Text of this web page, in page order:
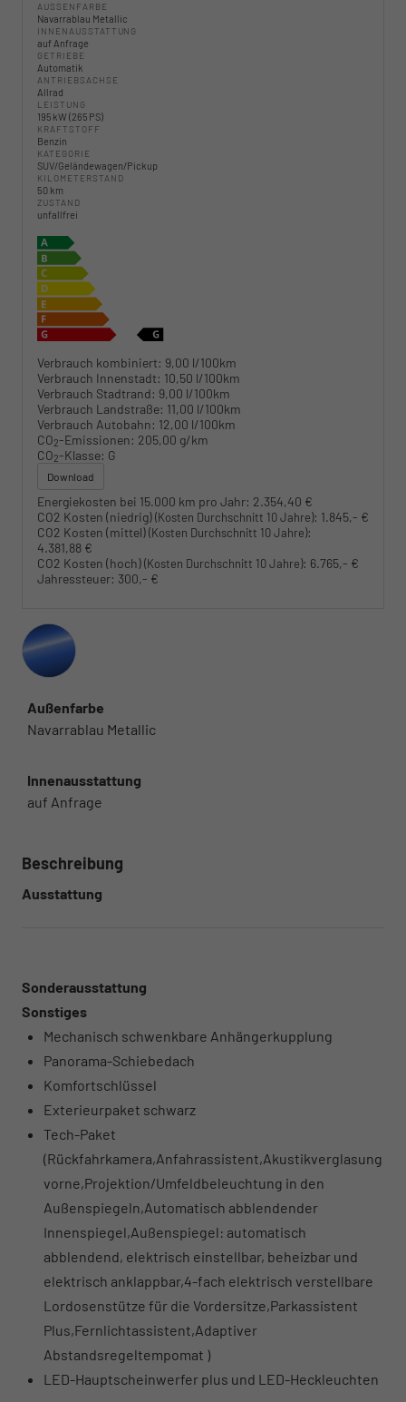
AUSSENFARBE
Navarrablau Metallic
INNENAUSSTATTUNG
auf Anfrage
GETRIEBE
Automatik
ANTRIEBSACHSE
Allrad
LEISTUNG
195 kW (265 PS)
KRAFTSTOFF
Benzin
KATEGORIE
SUV/Geländewagen/Pickup
KILOMETERSTAND
50 km
ZUSTAND
unfallfrei
Verbrauch kombiniert: 9,00 l/100km
Verbrauch Innenstadt: 10,50 l/100km
Verbrauch Stadtrand: 9,00 l/100km
Verbrauch Landstraße: 11,00 l/100km
Verbrauch Autobahn: 12,00 l/100km
CO2-Emissionen: 205,00 g/km
CO2-Klasse: G
Download
Energiekosten bei 15.000 km pro Jahr: 2.354,40 €
CO2 Kosten (niedrig)(Kosten Durchschnitt 10 Jahre): 1.845,- €
CO2 Kosten (mittel)(Kosten Durchschnitt 10 Jahre):
4.381,88 €
CO2 Kosten (hoch)(Kosten Durchschnitt 10 Jahre): 6.765,- €
Jahressteuer: 300,- €
Außenfarbe
Navarrablau Metallic
Innenausstattung
auf Anfrage
Beschreibung
Ausstattung
Sonderausstattung
Sonstiges
Mechanisch schwenkbare Anhängerkupplung
Panorama-Schiebedach
Komfortschlüssel
Exterieurpaket schwarz
Tech-Paket
(Rückfahrkamera,Anfahrassistent,Akustikverglasung
vorne,Projektion/Umfeldbeleuchtung in den
Außenspiegeln,Automatisch abblendender
Innenspiegel,Außenspiegel: automatisch
abblendend, elektrisch einstellbar, beheizbar und
elektrisch anklappbar,4-fach elektrisch verstellbare
Lordosenstütze für die Vordersitze,Parkassistent
Plus,Fernlichtassistent,Adaptiver
Abstandsregeltempomat )
LED-Hauptscheinwerfer plus und LED-Heckleuchten